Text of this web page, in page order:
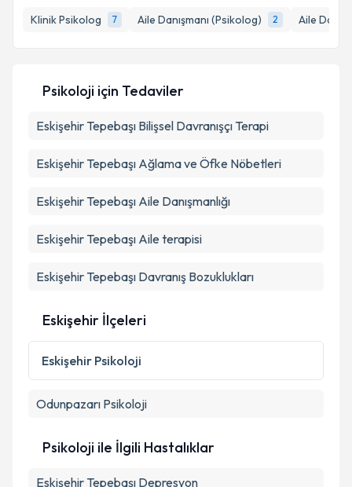
Klinik Psikolog
7 Aile Danışmanı (Psikolog) 2 Aile
Metni'ni okudum ve kişisel verilerimin belirtilen
Takvim Talebini Gönder
Psikoloji için Tedaviler
Eskişehir Tepebaşı Bilişsel Davranışçı Terapi
Eskişehir Tepebaşı Ağlama ve Öfke Nöbetleri
Eskişehir Tepebaşı Aile Danışmanlığı
Eskişehir Tepebaşı Aile terapisi
Eskişehir Tepebaşı Davranış Bozuklukları
Eskişehir İlçeleri
Eskişehir Psikoloji
Odunpazarı Psikoloji
Psikoloji ile İlgili Hastalıklar